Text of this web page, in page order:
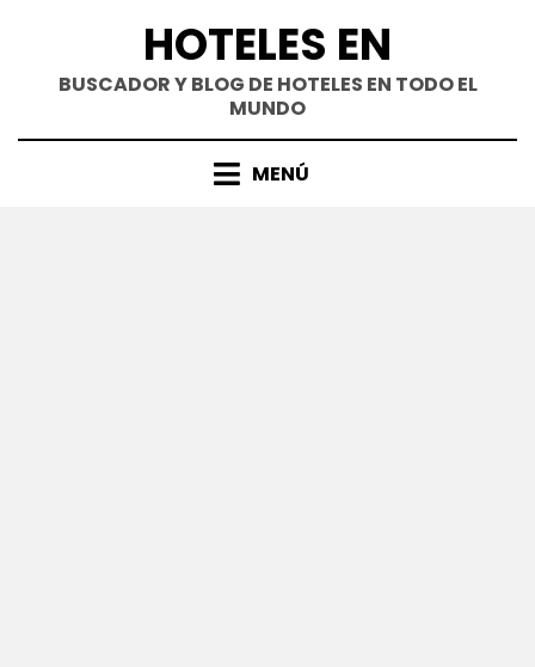
contenido
HOTELES EN
BUSCADOR Y BLOG DE HOTELES EN TODO EL
MUNDO
MENÚ